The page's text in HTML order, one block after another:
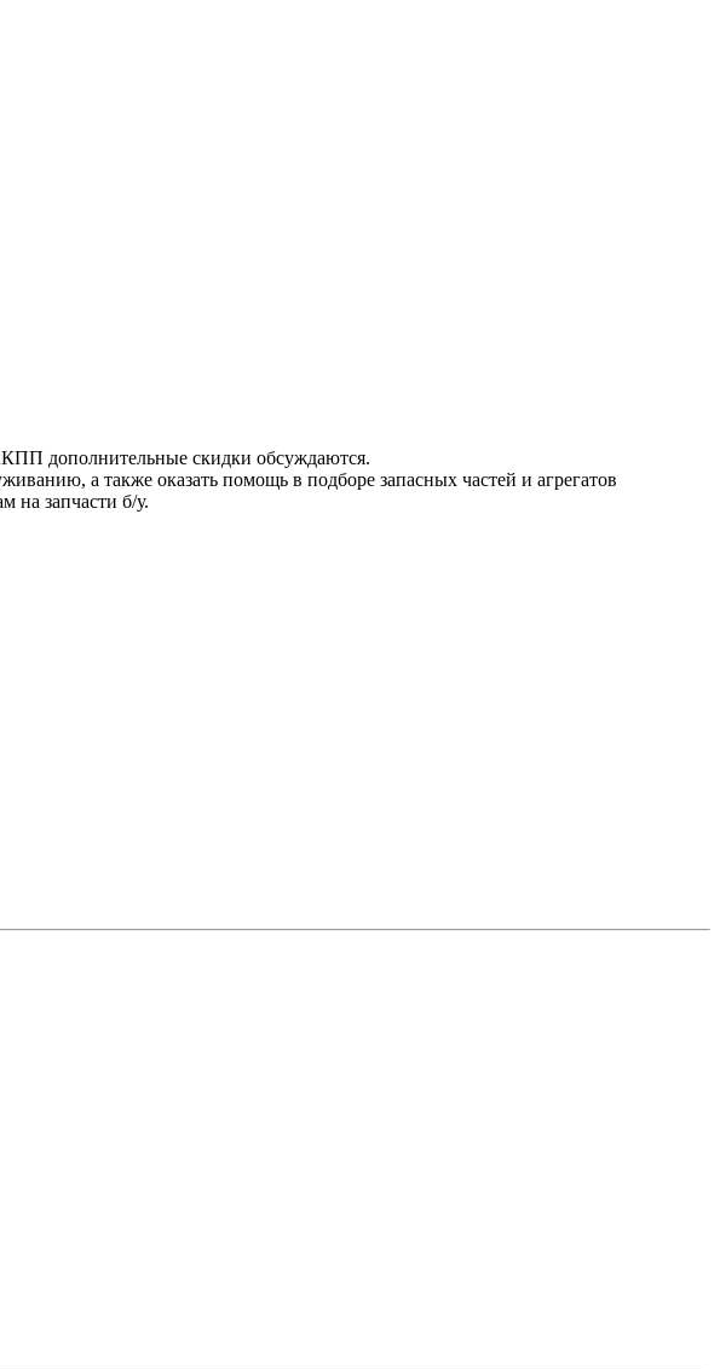
дополнительные скидки обсуждаются.
а также оказать помощь в подборе запасных частей и агрегатов
на запчасти б/у.